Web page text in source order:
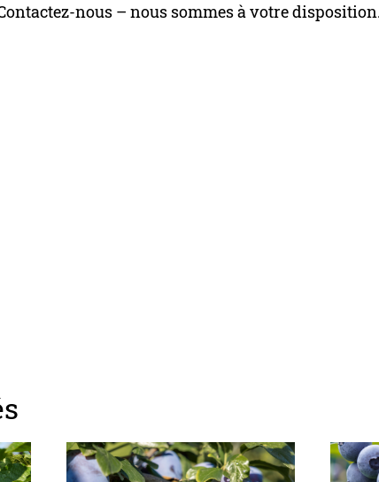
nous – nous sommes à votre